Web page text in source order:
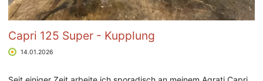
Capri 125 Super - Kupplung
14.01.2026